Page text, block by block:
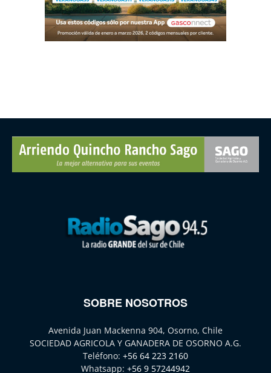
SOBRE NOSOTROS
Avenida Juan Mackenna 904, Osorno, Chile
SOCIEDAD AGRICOLA Y GANADERA DE OSORNO A.G.
Teléfono: +56 64 223 2160
Whatsapp: +56 9 57244942